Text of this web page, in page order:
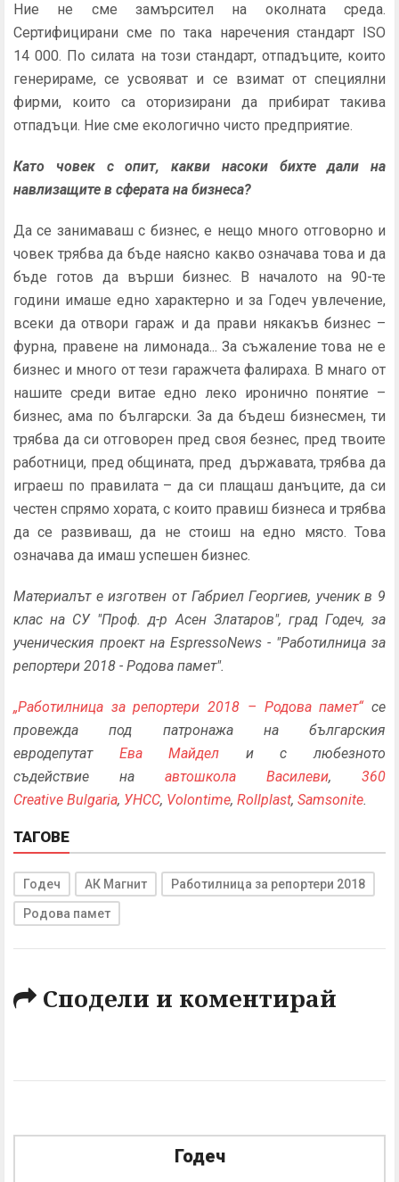
Ние не сме замърсител на околната среда.
Сертифицирани сме по така наречения стандарт ISO
14 000. По силата на този стандарт, отпадъците, които
генерираме, се усвояват и се взимат от специялни
фирми, които са оторизирани да прибират такива
отпадъци. Ние сме екологично чисто предприятие.
Като човек с опит, какви насоки бихте дали на
навлизащите в сферата на бизнеса?
Да се занимаваш с бизнес, е нещо много отговорно и
човек трябва да бъде наясно какво означава това и да
бъде готов да върши бизнес. В началото на 90-те
години имаше едно характерно и за Годеч увлечение,
всеки да отвори гараж и да прави някакъв бизнес –
фурна, правене на лимонада... За съжаление това не е
бизнес и много от тези гаражчета фалираха. В мнаго от
нашите среди витае едно леко иронично понятие –
бизнес, ама по български. За да бъдеш бизнесмен, ти
трябва да си отговорен пред своя безнес, пред твоите
работници, пред общината, пред държавата, трябва да
играеш по правилата – да си плащаш данъците, да си
честен спрямо хората, с които правиш бизнеса и трябва
да се развиваш, да не стоиш на едно място. Това
означава да имаш успешен бизнес.
Мaтериалът е изготвен от Габриел Георгиев, ученик в 9
клас на СУ "Проф. д-р Асен Златаров", град Годеч, за
ученическия проект на EspressoNews - "Работилница за
репортери 2018 - Родова памет".
„Работилница за репортери 2018 – Родова памет“ се
провежда под патронажа на българския
евродепутатЕва Майдел и с любезното
съдействие на автошкола Василеви, 360
Creative Bulgaria, УНСС, Volontime, Rollplast, Samsonite.
ТАГОВЕ
Годеч АК Магнит Работилница за репортери 2018
Родова памет
Сподели и коментирай
Годеч